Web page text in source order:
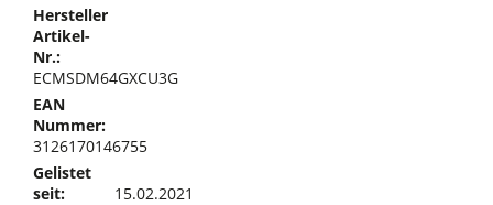
Hersteller
Artikel-
Nr.:
ECMSDM64GXCU3G
EAN
Nummer:
3126170146755
Gelistet
seit:
15.02.2021